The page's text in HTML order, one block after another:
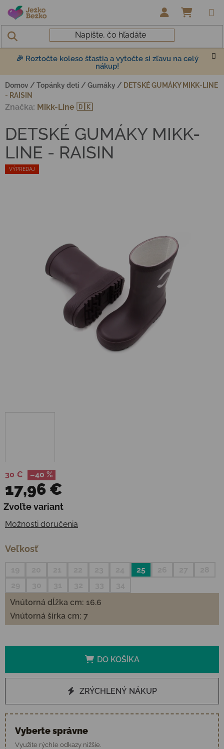
Prejsť na obsah
🎉 Roztočte koleso šťastia a vytočte si zľavu na celý
nákup!
Domov / Topánky deti / Gumáky / DETSKÉ GUMÁKY MIKK-LINE
- RAISIN
30 € –40 %
17,96 €
Jednotková cena:
Zvoľte variant
Možnosti doručenia
Veľkosť
25
Vnútorná dĺžka cm: 16.6
Vnútorná šírka cm: 7
DO KOŠÍKA
ZRÝCHLENÝ NÁKUP
Vyberte správne
Využite rýchle odkazy nižšie.
VÝPREDAJ
DETSKÉ GUMÁKY MIKK-
LINE - RAISIN
Značka: Mikk-Line 🇩🇰